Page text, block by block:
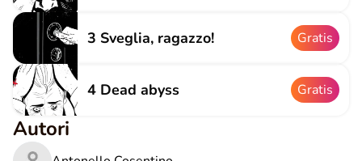
3 Sveglia, ragazzo! Gratis
4 Dead abyss Gratis
Autori